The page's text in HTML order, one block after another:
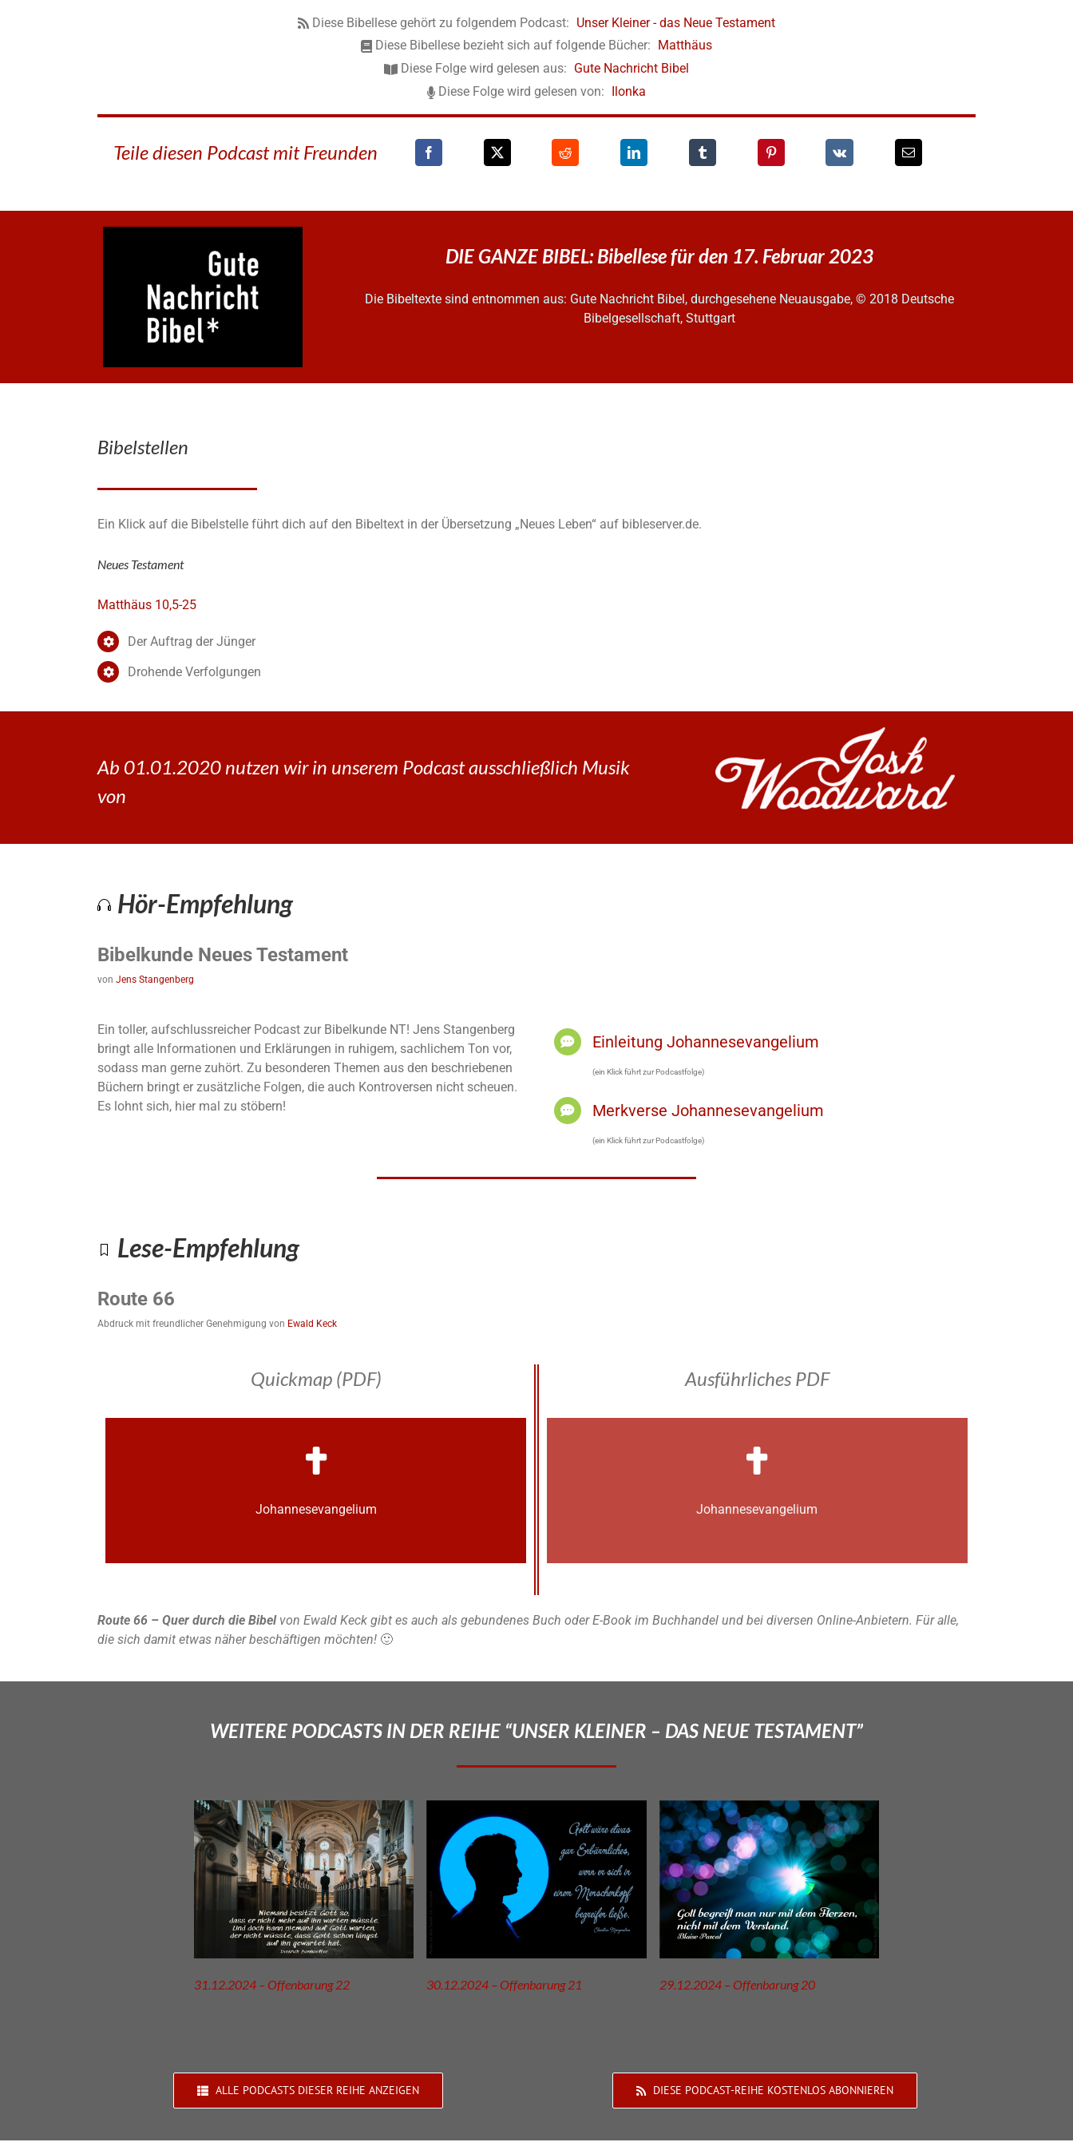
Diese Bibellese gehört zu folgendem Podcast: Unser Kleiner - das Neue Testament
Diese Bibellese bezieht sich auf folgende Bücher:
Matthäus
Diese Folge wird gelesen aus: Gute Nachricht Bibel
Diese Folge wird gelesen von: Ilonka
Teile diesen Podcast mit Freunden
DIE GANZE BIBEL: Bibellese für den 17. Februar 2023
Die Bibeltexte sind entnommen aus: Gute Nachricht Bibel, durchgesehene Neuausgabe, © 2018 Deutsche
Bibelgesellschaft, Stuttgart
Bibelstellen
Ein Klick auf die Bibelstelle führt dich auf den Bibeltext in der Übersetzung „Neues Leben“ auf bibleserver.de.
Neues Testament
Matthäus 10,5-25
Der Auftrag der Jünger
Drohende Verfolgungen
Ab 01.01.2020 nutzen wir in unserem Podcast ausschließlich Musik
von
Hör-Empfehlung
Bibelkunde Neues Testament
von Jens Stangenberg
Ein toller, aufschlussreicher Podcast zur Bibelkunde NT! Jens Stangenberg
bringt alle Informationen und Erklärungen in ruhigem, sachlichem Ton vor,
sodass man gerne zuhört. Zu besonderen Themen aus den beschriebenen
Büchern bringt er zusätzliche Folgen, die auch Kontroversen nicht scheuen.
Es lohnt sich, hier mal zu stöbern!
Einleitung Johannesevangelium
(ein Klick führt zur Podcastfolge)
Merkverse Johannesevangelium
(ein Klick führt zur Podcastfolge)
Lese-Empfehlung
Route 66
Abdruck mit freundlicher Genehmigung von Ewald Keck
Quickmap (PDF)
Johannes­­evangelium
Ausführliches PDF
Johannes­­evangelium
Route 66 – Quer durch die Bibel von Ewald Keck gibt es auch als gebundenes Buch oder E-Book im Buchhandel und bei diversen Online-Anbietern. Für alle,
die sich damit etwas näher beschäftigen möchten! 🙂
WEITERE PODCASTS IN DER REIHE “UNSER KLEINER – DAS NEUE TESTAMENT”
31.12.2024 – Offenbarung 22 30.12.2024 – Offenbarung 21 29.12.2024 – Offenbarung 20
ALLE PODCASTS DIESER REIHE ANZEIGEN DIESE PODCAST-REIHE KOSTENLOS ABONNIEREN